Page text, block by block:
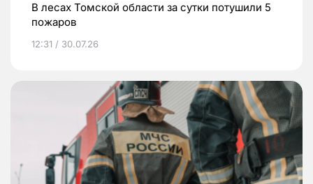
В лесах Томской области за сутки потушили 5
пожаров
12:31 / 30.07.26